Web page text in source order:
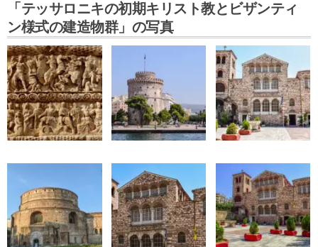
「テッサロニキの初期キリスト教とビザンティ
ン様式の建造物群」の写真